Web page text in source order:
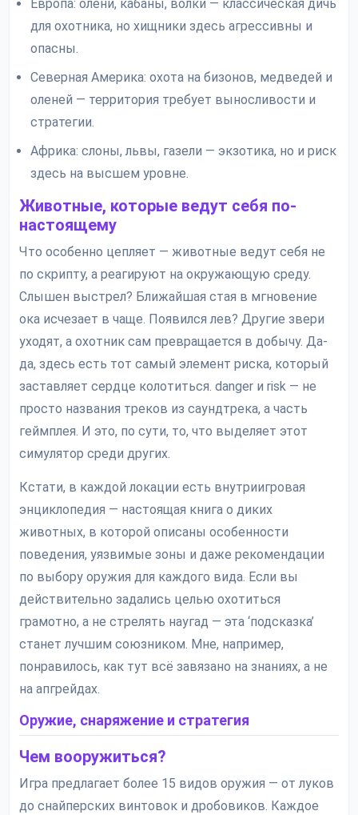
Европа: олени, кабаны, волки — классическая дичь
для охотника, но хищники здесь агрессивны и
опасны.
Северная Америка: охота на бизонов, медведей и
оленей — территория требует выносливости и
стратегии.
Африка: слоны, львы, газели — экзотика, но и риск
здесь на высшем уровне.
Животные, которые ведут себя по-
настоящему
Что особенно цепляет — животные ведут себя не
по скрипту, а реагируют на окружающую среду.
Слышен выстрел? Ближайшая стая в мгновение
ока исчезает в чаще. Появился лев? Другие звери
уходят, а охотник сам превращается в добычу. Да-
да, здесь есть тот самый элемент риска, который
заставляет сердце колотиться. danger и risk — не
просто названия треков из саундтрека, а часть
геймплея. И это, по сути, то, что выделяет этот
симулятор среди других.
Кстати, в каждой локации есть внутриигровая
энциклопедия — настоящая книга о диких
животных, в которой описаны особенности
поведения, уязвимые зоны и даже рекомендации
по выбору оружия для каждого вида. Если вы
действительно задались целью охотиться
грамотно, а не стрелять наугад — эта ‘подсказка’
станет лучшим союзником. Мне, например,
понравилось, как тут всё завязано на знаниях, а не
на апгрейдах.
Оружие, снаряжение и стратегия
Чем вооружиться?
Игра предлагает более 15 видов оружия — от луков
до снайперских винтовок и дробовиков. Каждое